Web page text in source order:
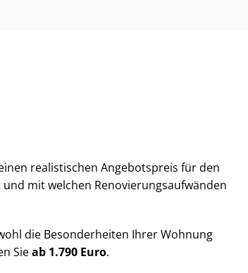
realistischen Angebotspreis für den
mit welchen Re­no­vie­rungs­auf­wän­den
die Besonderheiten Ihrer Wohnung
Sieab 1.790 Euro.